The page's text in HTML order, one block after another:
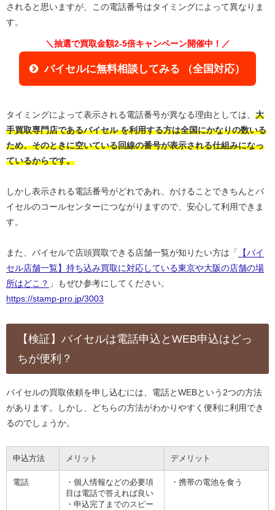
されると思いますが、この電話番号はタイミングによって異なりま
す。
＼抽選で買取金額2-5倍キャンペーン開催中！／
バイセルに無料相談してみる （全国対応）
タイミングによって表示される電話番号が異なる理由としては、 大
手買取専門店であるバイセル を利用する方は全国にかなりの数いる
ため、そのときに空いている回線の番号が表示される仕組みになっ
ているからです。
しかし表示される電話番号がどれであれ、かけることできちんとバ
イセルのコールセンターにつながりますので、安心して利用できま
す。
また、バイセルで店頭買取できる店舗一覧が知りたい方は「
【バイ
セル店舗一覧】持ち込み買取に対応している東京や大阪の店舗の場
所はどこ？ 」もぜひ参考にしてください。
https://stamp-pro.jp/3003
【検証】バイセルは電話申込とWEB申込はどっ
ちが便利？
バイセルの買取依頼を申し込むには、電話とWEBという2つの方法
があります。しかし、どちらの方法がわかりやすく便利に利用でき
るのでしょうか。
申込方法 メリット デメリット
電話
・個人情報などの必要項
目は電話で答えれば良い
・申込完了までのスピー
・携帯の電池を食う